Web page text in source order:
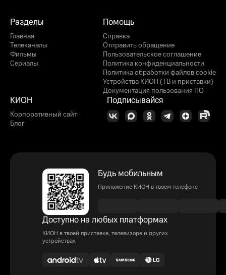
Разделы
Главная
Телеканалы
Фильмы
Сериалы
Помощь
Справка
Отправить обращение
Пользовательское соглашение
Политика конфиденциальности
Политика обработки файлов cookie
Устройства КИОН (ТВ и приставки)
Документация пользования ПО
КИОН
Корпоративный сайт
Блог
Подписывайся
Будь мобильным
Приложение КИОН в твоем телефоне
Доступно на любых платформах
КИОН в твоей приставке, телевизоре и других
устройствах